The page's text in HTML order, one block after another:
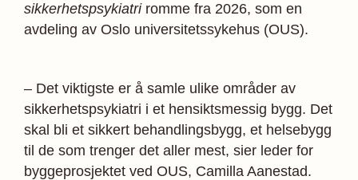
sikkerhetspsykiatriromme fra 2026, som en
avdeling av Oslo universitetssykehus (OUS).
– Det viktigste er å samle ulike områder av
sikkerhetspsykiatri i et hensiktsmessig bygg. Det
skal bli et sikkert behandlingsbygg, et helsebygg
til de som trenger det aller mest, sier leder for
byggeprosjektet ved OUS, Camilla Aanestad.